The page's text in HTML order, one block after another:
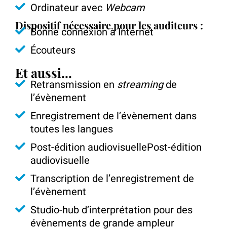
Ordinateur avec Webcam
Dispositif nécessaire pour les auditeurs :
Bonne connexion à Internet
Écouteurs
Et aussi…
Retransmission en streamingde
l’évènement
Enregistrement de l’évènement dans
toutes les langues
Post-édition audiovisuellePost-édition
audiovisuelle
Transcription de l’enregistrement de
l’évènement
Studio-hub d’interprétation pour des
évènements de grande ampleur